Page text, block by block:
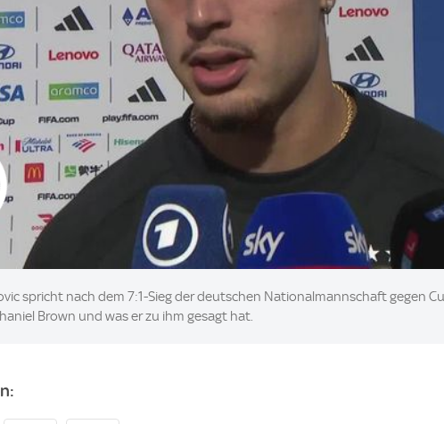
spricht nach dem 7:1-Sieg der deutschen Nationalmannschaft gegen
Brown und was er zu ihm gesagt hat.